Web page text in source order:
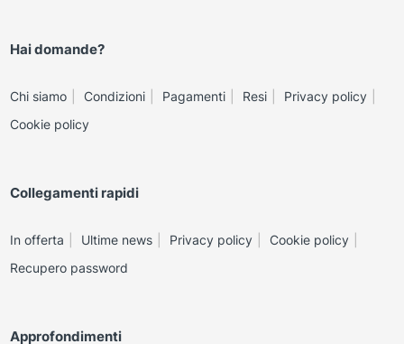
Hai domande?
Chi siamo Condizioni Pagamenti Resi
Privacy policy
Cookie policy
Collegamenti rapidi
In offerta Ultime news Privacy policy
Cookie policy
Recupero password
Approfondimenti